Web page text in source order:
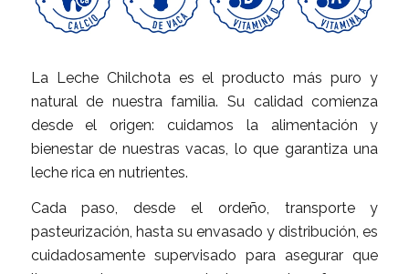
La Leche Chilchota es el producto más puro y
natural de nuestra familia. Su calidad comienza
desde el origen: cuidamos la alimentación y
bienestar de nuestras vacas, lo que garantiza una
leche rica en nutrientes.
Cada paso, desde el ordeño, transporte y
pasteurización, hasta su envasado y distribución, es
cuidadosamente supervisado para asegurar que